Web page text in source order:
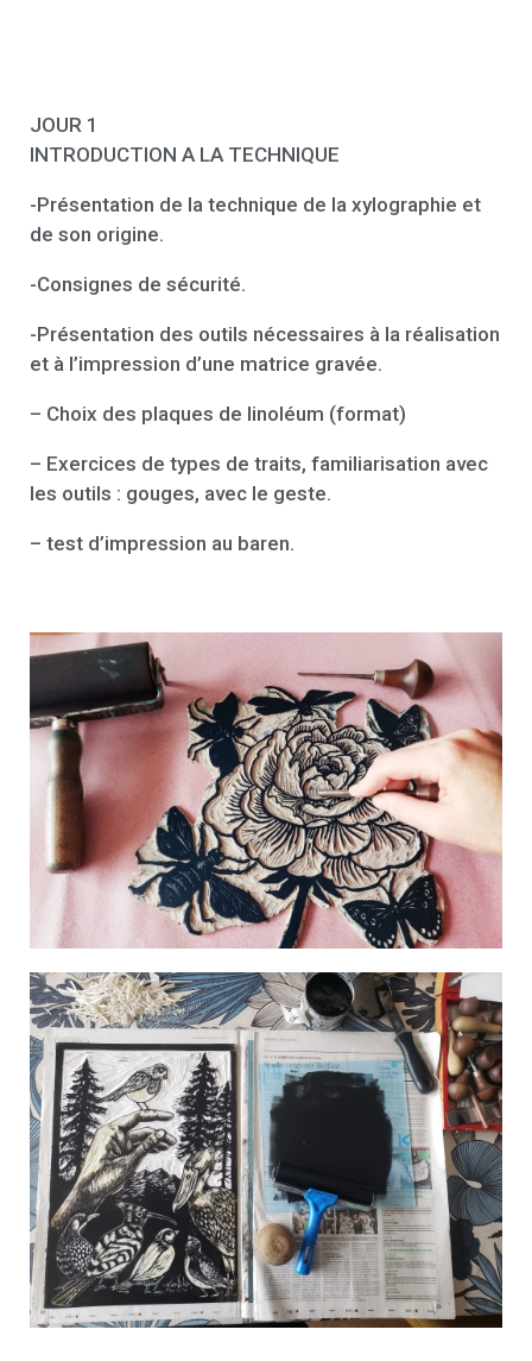
JOUR 1
INTRODUCTION A LA TECHNIQUE
-Présentation de la technique de la xylographie et
de son origine.
-Consignes de sécurité.
-Présentation des outils nécessaires à la réalisation
et à l’impression d’une matrice gravée.
– Choix des plaques de linoléum (format)
– Exercices de types de traits, familiarisation avec
les outils : gouges, avec le geste.
– test d’impression au baren.